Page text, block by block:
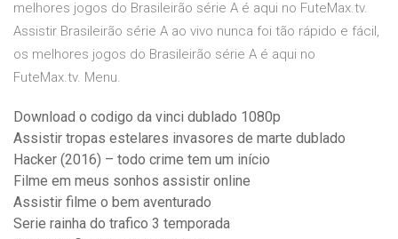
melhores jogos do Brasileirão série A é aqui no FuteMax.tv.
Assistir Brasileirão série A ao vivo nunca foi tão rápido e fácil,
os melhores jogos do Brasileirão série A é aqui no
FuteMax.tv. Menu.
Download o codigo da vinci dublado 1080p
Assistir tropas estelares invasores de marte dublado
Hacker (2016) – todo crime tem um início
Filme em meus sonhos assistir online
Assistir filme o bem aventurado
Serie rainha do trafico 3 temporada